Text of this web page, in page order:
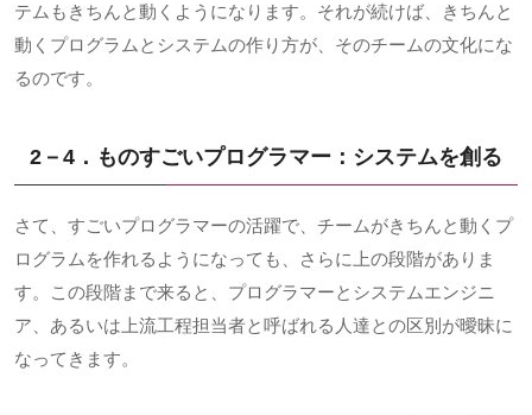
テムもきちんと動くようになります。それが続けば、きちんと
動くプログラムとシステムの作り方が、そのチームの文化にな
るのです。
2－4．ものすごいプログラマー：システムを創る
さて、すごいプログラマーの活躍で、チームがきちんと動くプ
ログラムを作れるようになっても、さらに上の段階がありま
す。この段階まで来ると、プログラマーとシステムエンジニ
ア、あるいは上流工程担当者と呼ばれる人達との区別が曖昧に
なってきます。